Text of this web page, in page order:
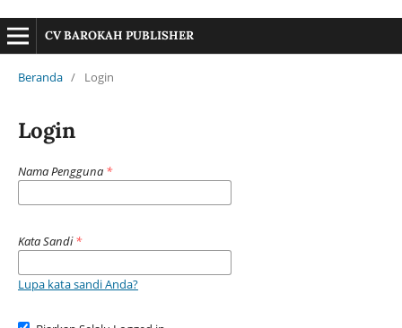
CV BAROKAH PUBLISHER
Beranda / Login
Login
Nama Pengguna *
Kata Sandi*
Lupa kata sandi Anda?